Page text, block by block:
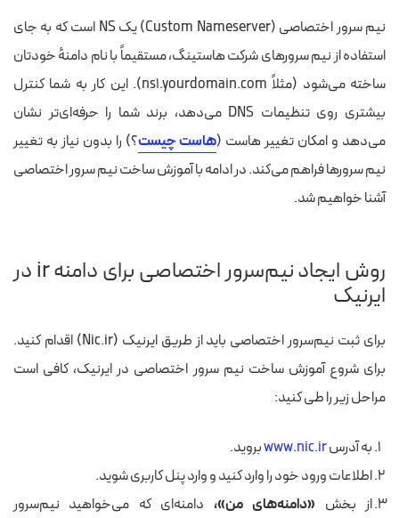
نیم سرور اختصاصی (Custom Nameserver) یک NS است که به جای
استفاده از نیم سرورهای شرکت هاستینگ، مستقیماً با نام دامنهٔ خودتان
ساخته می‌شود (مثلاً ns1.yourdomain.com). این کار به شما کنترل
بیشتری روی تنظیمات DNS می‌دهد، برند شما را حرفه‌ای‌تر نشان
می‌دهد و امکان تغییر هاست (هاست چیست؟) را بدون نیاز به تغییر
نیم سرورها فراهم می‌کند. در ادامه با آموزش ساخت نیم سرور اختصاصی
آشنا خواهیم شد.
روش ایجاد نیم‌سرور اختصاصی برای دامنه ir در
ایرنیک
برای ثبت نیم‌سرور اختصاصی باید از طریق ایرنیک (Nic.ir) اقدام کنید.
برای شروع آموزش ساخت نیم سرور اختصاصی در ایرنیک، کافی است
مراحل زیر را طی کنید:
به آدرسwww.nic.irبروید.
اطلاعات ورود خود را وارد کنید و وارد پنل کاربری شوید.
از بخش «دامنه‌های من»، دامنه‌ای که می‌خواهید نیم‌سرور